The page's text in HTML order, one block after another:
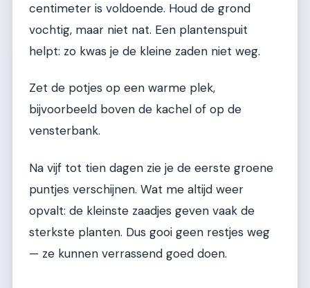
centimeter is voldoende. Houd de grond
vochtig, maar niet nat. Een plantenspuit
helpt: zo kwas je de kleine zaden niet weg.
Zet de potjes op een warme plek,
bijvoorbeeld boven de kachel of op de
vensterbank.
Na vijf tot tien dagen zie je de eerste groene
puntjes verschijnen. Wat me altijd weer
opvalt: de kleinste zaadjes geven vaak de
sterkste planten. Dus gooi geen restjes weg
— ze kunnen verrassend goed doen.